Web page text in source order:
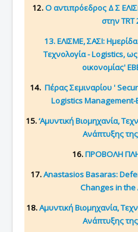
12.Ο αντιπρόεδρος Δ Σ
στην
13. ΕΛΙΣΜΕ, ΣΑΣΙ:
Τεχνολογία - Logistics,
οικονομίας'
14. Πέρας Σεμιναρίου '
Logistics
15.‘Αμυντική Βιομηχανία,
Ανάπτυξης
16.ΠΡΟΒΟΛΗ
17.Anastasios Basaras:
Changes in the
18.Αμυντική Βιομηχανία,
Ανάπτυξης